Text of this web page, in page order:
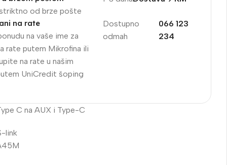
od brze pošte
na rate
na vaše ime za
rate putem Mikrofina ili
na rate u našim
UniCredit šoping
Dostupno
odmah
066 123
234
C na AUX i Type-C
link